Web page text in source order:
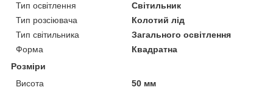
Тип освітлення
Світильник
Тип розсіювача
Колотий лід
Тип світильника
Загального освітлення
Форма
Квадратна
Розміри
Висота
50 мм